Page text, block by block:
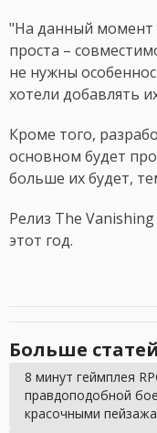
"На данный момент
проста –
не нужны
хотели добавлять
Кроме того,
основном будет
больше их будет,
Релиз The
этот год.
Больше
8 минут геймплея
правдоподобной
красочными